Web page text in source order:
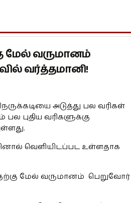
மேல் வருமானம்
வர்த்தமானி!
அடுத்து பல வரிகள்
புதிய வரிகளுக்கு
வெளியிடப்பட உள்ளதாக
மேல் வருமானம் பெறுவோர்